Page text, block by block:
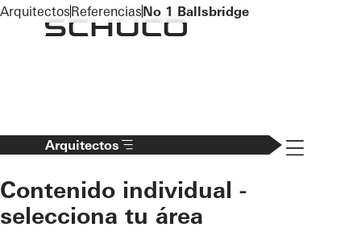
To the main content
Arquitectos
Contenido individual -
selecciona tu área
Navigation
ArquitectosReferenciasNo 1 Ballsbridge